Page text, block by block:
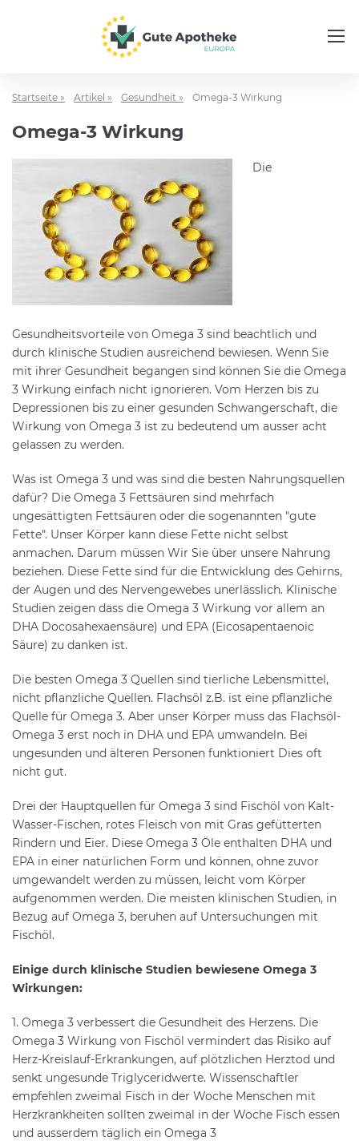
Startseite » Artikel » Gesundheit » Omega-3 Wirkung
Omega-3 Wirkung
Die
Gesundheitsvorteile von Omega 3 sind beachtlich und
durch klinische Studien ausreichend bewiesen. Wenn Sie
mit ihrer Gesundheit begangen sind können Sie die Omega
3 Wirkung einfach nicht ignorieren. Vom Herzen bis zu
Depressionen bis zu einer gesunden Schwangerschaft, die
Wirkung von Omega 3 ist zu bedeutend um ausser acht
gelassen zu werden.
Was ist Omega 3 und was sind die besten Nahrungsquellen
dafür? Die Omega 3 Fettsäuren sind mehrfach
ungesättigten Fettsäuren oder die sogenannten "gute
Fette". Unser Körper kann diese Fette nicht selbst
anmachen. Darum müssen Wir Sie über unsere Nahrung
beziehen. Diese Fette sind für die Entwicklung des Gehirns,
der Augen und des Nervengewebes unerlässlich. Klinische
Studien zeigen dass die Omega 3 Wirkung vor allem an
DHA Docosahexaensäure) und EPA (Eicosapentaenoic
Säure) zu danken ist.
Die besten Omega 3 Quellen sind tierliche Lebensmittel,
nicht pflanzliche Quellen. Flachsöl z.B. ist eine pflanzliche
Quelle für Omega 3. Aber unser Körper muss das Flachsöl-
Omega 3 erst noch in DHA und EPA umwandeln. Bei
ungesunden und älteren Personen funktioniert Dies oft
nicht gut.
Drei der Hauptquellen für Omega 3 sind Fischöl von Kalt-
Wasser-Fischen, rotes Fleisch von mit Gras gefütterten
Rindern und Eier. Diese Omega 3 Öle enthalten DHA und
EPA in einer natürlichen Form und können, ohne zuvor
umgewandelt werden zu müssen, leicht vom Körper
aufgenommen werden. Die meisten klinischen Studien, in
Bezug auf Omega 3, beruhen auf Untersuchungen mit
Fischöl.
Einige durch klinische Studien bewiesene Omega 3
Wirkungen:
1. Omega 3 verbessert die Gesundheit des Herzens. Die
Omega 3 Wirkung von Fischöl vermindert das Risiko auf
Herz-Kreislauf-Erkrankungen, auf plötzlichen Herztod und
senkt ungesunde Triglyceridwerte. Wissenschaftler
empfehlen zweimal Fisch in der Woche Menschen mit
Herzkrankheiten sollten zweimal in der Woche Fisch essen
und ausserdem täglich ein Omega 3